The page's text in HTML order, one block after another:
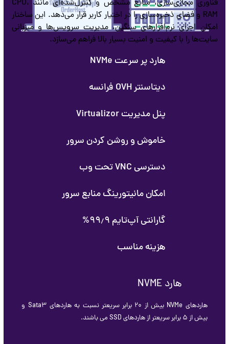
فناوری مجازی‌سازی، منابع مشخص و کنترل‌شده‌ای مانند CPU،
RAM و فضای ذخیره‌سازی را در اختیار کاربر قرار می‌دهد. این ساختار
امکان اجرای نرم‌افزارهای سنگین، مدیریت سرویس‌ها و میزبانی
سایت‌ها را با کیفیت و امنیت بسیار بالا فراهم می‌سازد.
هارد پر سرعت NVMe
دیتاسنتر OVH فرانسه
پنل مدیریت Virtualizor
خاموش و روشن کردن سرور
دسترسی VNC تحت وب
امکان مانیتورینگ منابع سرور
گارانتی آپ‌تایم ۹۹٫۹%
هزینه مناسب
هارد NVME
هاردهای NVMe بیش از ۲۰ برابر سریعتر نسبت به هاردهای Sata3 و
بیش از ۵ برابر سریعتر از هاردهای SSD می باشند.